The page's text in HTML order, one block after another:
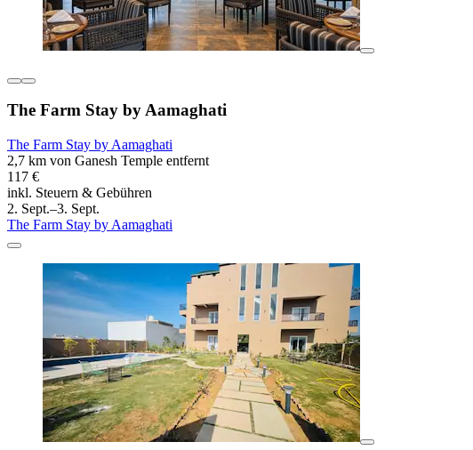
The Farm Stay by Aamaghati
The Farm Stay by Aamaghati
2,7 km von Ganesh Temple entfernt
117 €
inkl. Steuern & Gebühren
2. Sept.–3. Sept.
The Farm Stay by Aamaghati